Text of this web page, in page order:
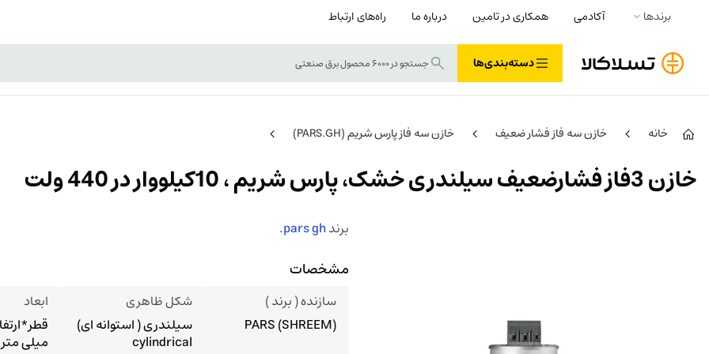
برندها آکادمی همکاری در تامین درباره ما راه‌های ارتباط
دسته‌بندی‌ها
خانه خازن سه فاز فشار ضعیف خازن سه فاز پارس شریم (PARS.GH)
خازن 3فاز فشارضعیف سیلندری خشک، پارس شریم ، 10کیلووار در 440 ولت
برندpars gh.
مشخصات
سازنده ( برند )
(PARS (SHREEM
شکل ظاهری
سیلندری ( استوانه ای)
cylindrical
ابعاد
میلی متر